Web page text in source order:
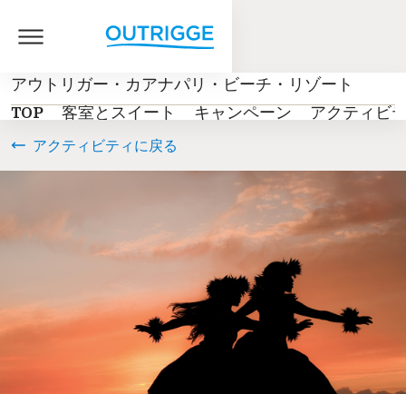
アウトリガー・カアナパリ・ビーチ・リゾート
TOP
客室とスイート キャンペーン アクティビ
アクティビティに戻る